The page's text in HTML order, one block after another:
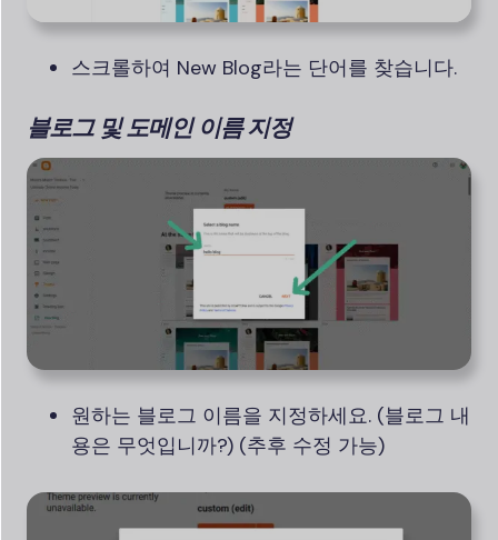
스크롤하여 New Blog라는 단어를 찾습니다.
블로그 및 도메인 이름 지정
원하는 블로그 이름을 지정하세요. (블로그 내
용은 무엇입니까?) (추후 수정 가능)